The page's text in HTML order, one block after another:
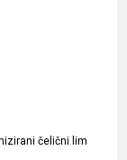
čelični lim